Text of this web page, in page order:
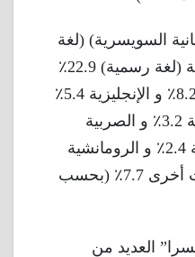
السويسرية) (لغة
رسمية) 62.6٪ و الفرنسية (لغة رسمية) 22.9٪
و الإيطالية (لغة رسمية) 8.2٪ و الإنجليزية 5.4٪
و البرتغالية 3.7٪ و الألبانية 3.2٪ و الصربية
الكرواتية 2.5٪ و الإسبانية 2.4٪ و الرومانشية
(لغة رسمية) 0.5٪ و لغات أخرى 7.7٪ (بحسب
العديد من